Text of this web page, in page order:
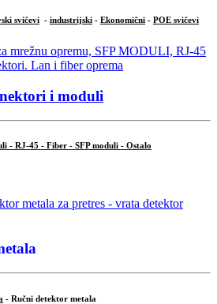
svičevi - industrijski - Ekonomični - POE svičevi
i moduli
- RJ-45 - Fiber - SFP moduli - Ostalo
- Ručni detektor metala